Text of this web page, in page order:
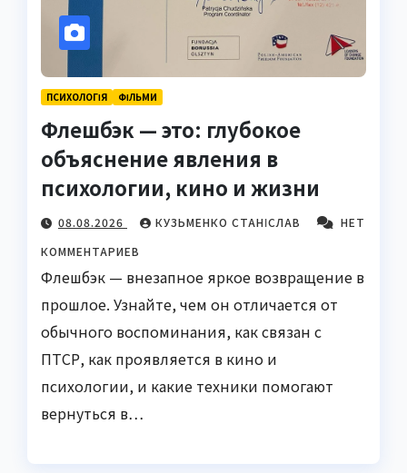
ПСИХОЛОГІЯ ФІЛЬМИ
Флешбэк — это: глубокое
объяснение явления в
психологии, кино и жизни
08.08.2026 КУЗЬМЕНКО СТАНІСЛАВ
НЕТ
КОММЕНТАРИЕВ
Флешбэк — внезапное яркое возвращение в
прошлое. Узнайте, чем он отличается от
обычного воспоминания, как связан с
ПТСР, как проявляется в кино и
психологии, и какие техники помогают
вернуться в…